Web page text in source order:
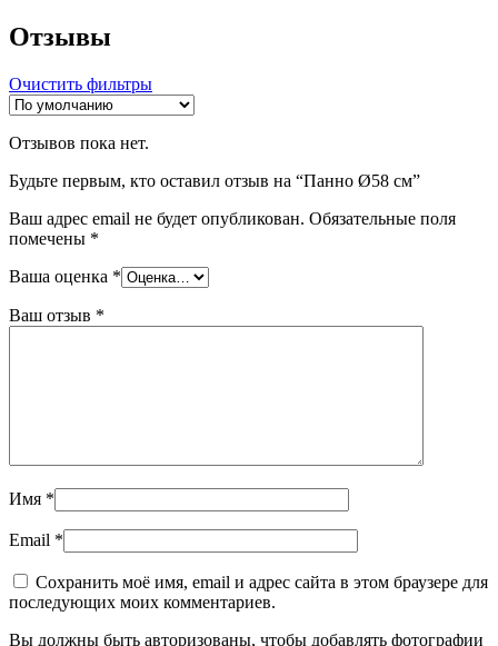
Отзывы
Очистить фильтры
Отзывов пока нет.
Будьте первым, кто оставил отзыв на “Панно Ø58 см”
Ваш адрес email не будет опубликован. Обязательные поля
помечены *
Ваша оценка *
Ваш отзыв *
Имя *
Email *
Сохранить моё имя, email и адрес сайта в этом браузере для
последующих моих комментариев.
Вы должны быть авторизованы, чтобы добавлять фотографии